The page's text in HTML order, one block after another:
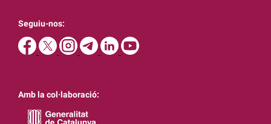
Seguiu-nos:
Amb la col·laboració: